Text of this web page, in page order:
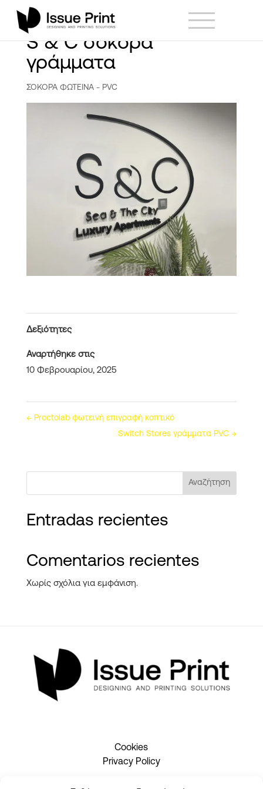
S & C σόκορα
γράμματα
ΣΟΚΟΡΑ ΦΩΤΕΙΝΑ - PVC
Δεξιότητες
Αναρτήθηκε στις
10 Φεβρουαρίου, 2025
←Proctolab φωτεινή επιγραφή κοπτικό
Switch Stores γράμματα PVC→
Αναζήτηση
Entradas recientes
Comentarios recientes
Χωρίς σχόλια για εμφάνιση.
Cookies
Privacy Policy